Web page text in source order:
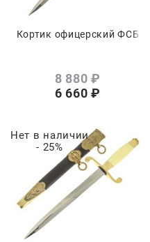
Кортик офицерский ФСБ
8 880 ₽
6 660 ₽
Нет в наличии
- 25%